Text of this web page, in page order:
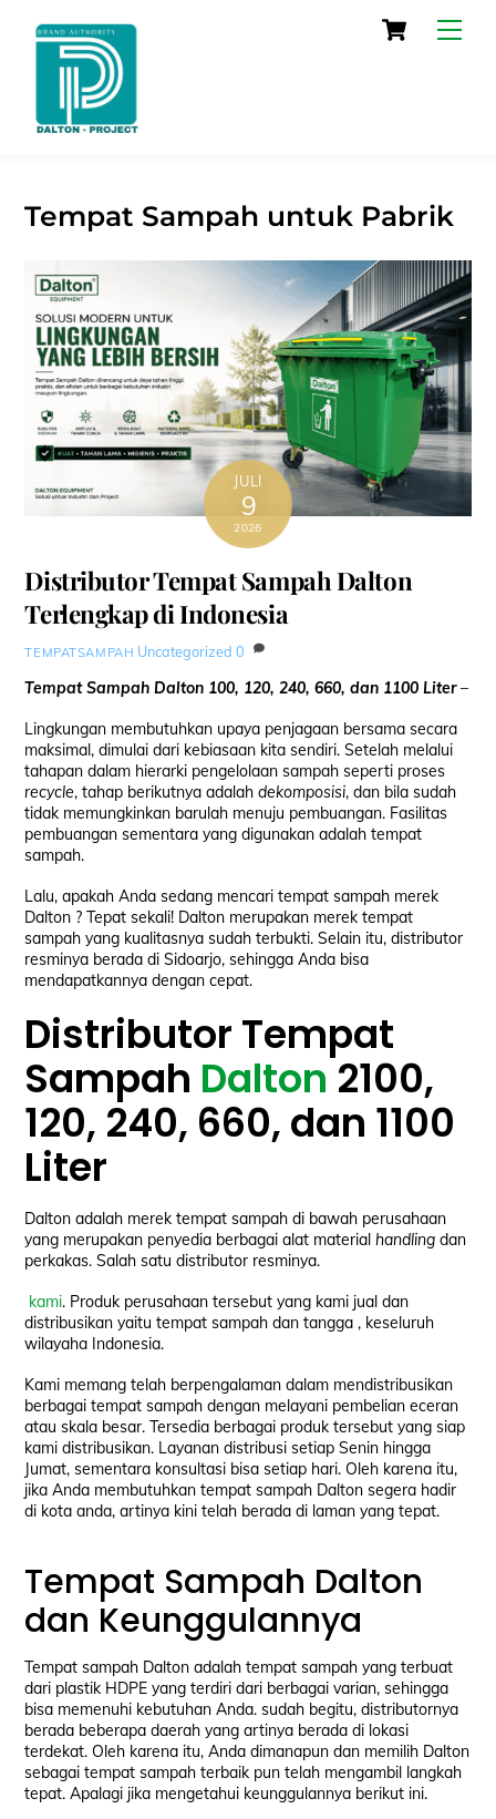
Cart
Tempat Sampah untuk Pabrik
JULI
9
2026
Distributor Tempat Sampah Dalton
Terlengkap di Indonesia
TEMPATSAMPAH Uncategorized 0
Tempat Sampah Dalton 100, 120, 240, 660, dan 1100 Liter–
Lingkungan membutuhkan upaya penjagaan bersama secara
maksimal, dimulai dari kebiasaan kita sendiri. Setelah melalui
tahapan dalam hierarki pengelolaan sampah seperti proses
recycle, tahap berikutnya adalahdekomposisi, dan bila sudah
tidak memungkinkan barulah menuju pembuangan. Fasilitas
pembuangan sementara yang digunakan adalah tempat
sampah.
Lalu, apakah Anda sedang mencari tempat sampah merek
Dalton ? Tepat sekali! Dalton merupakan merek tempat
sampah yang kualitasnya sudah terbukti. Selain itu, distributor
resminya berada di Sidoarjo, sehingga Anda bisa
mendapatkannya dengan cepat.
Distributor Tempat
Sampah Dalton 2100,
120, 240, 660, dan 1100
Liter
Dalton adalah merek tempat sampah di bawah perusahaan
yang merupakan penyedia berbagai alat materialhandling dan
perkakas. Salah satu distributor resminya.
kami. Produk perusahaan tersebut yang kami jual dan
distribusikan yaitu tempat sampah dan tangga , keseluruh
wilayaha Indonesia.
Kami memang telah berpengalaman dalam mendistribusikan
berbagai tempat sampah dengan melayani pembelian eceran
atau skala besar. Tersedia berbagai produk tersebut yang siap
kami distribusikan. Layanan distribusi setiap Senin hingga
Jumat, sementara konsultasi bisa setiap hari. Oleh karena itu,
jika Anda membutuhkan tempat sampah Dalton segera hadir
di kota anda, artinya kini telah berada di laman yang tepat.
Tempat Sampah Dalton
dan Keunggulannya
Tempat sampah Dalton adalah tempat sampah yang terbuat
dari plastik HDPE yang terdiri dari berbagai varian, sehingga
bisa memenuhi kebutuhan Anda. sudah begitu, distributornya
berada beberapa daerah yang artinya berada di lokasi
terdekat. Oleh karena itu, Anda dimanapun dan memilih Dalton
sebagai tempat sampah terbaik pun telah mengambil langkah
tepat. Apalagi jika mengetahui keunggulannya berikut ini.